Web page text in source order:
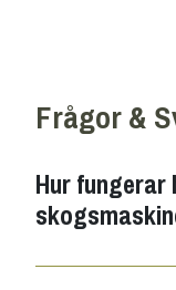
Frågor &
Hur fungerar